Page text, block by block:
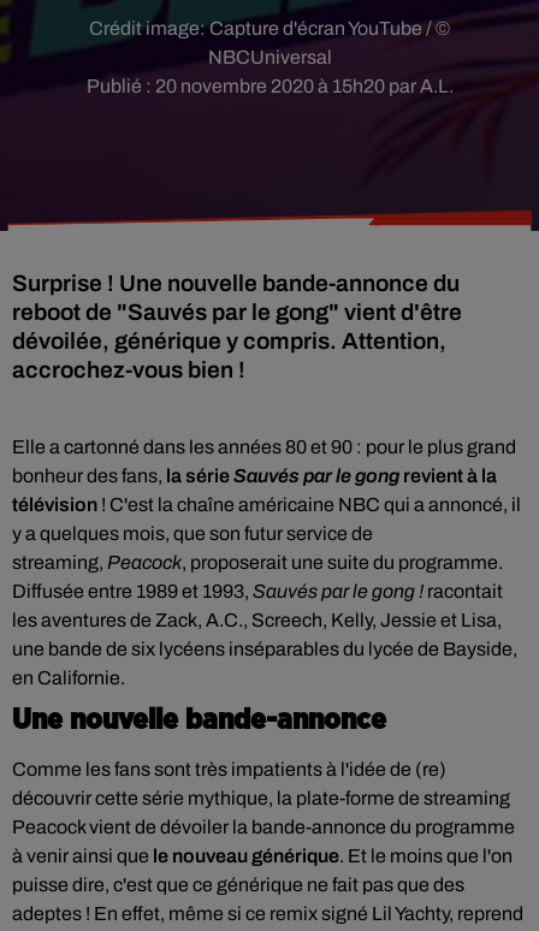
Publié : 20 novembre 2020 à 15h20 par A.L.
Crédit image:Capture d'écran YouTube / ©
NBCUniversal
Surprise ! Une nouvelle bande-annonce du
reboot de "Sauvés par le gong" vient d'être
dévoilée, générique y compris. Attention,
accrochez-vous bien !
Elle a cartonné dans les années 80 et 90 : pour le plus grand
bonheur des fans, la sérieSauvés par le gong revient à la
télévision ! C'est la chaîne américaine NBC qui a annoncé, il
y a quelques mois, que son futur service de
streaming, Peacock, proposerait une suite du programme.
Diffusée entre 1989 et 1993, Sauvés par le gong ! racontait
les aventures de Zack, A.C., Screech, Kelly, Jessie et Lisa,
une bande de six lycéens inséparables du lycée de Bayside,
en Californie.
Une nouvelle bande-annonce
Comme les fans sont très impatients à l'idée de (re)
découvrir cette série mythique, la plate-forme de streaming
Peacock vient de dévoiler la bande-annonce du programme
à venir ainsi que le nouveau générique. Et le moins que l'on
puisse dire, c'est que ce générique ne fait pas que des
adeptes ! En effet, même si ce remix signé Lil Yachty, reprend